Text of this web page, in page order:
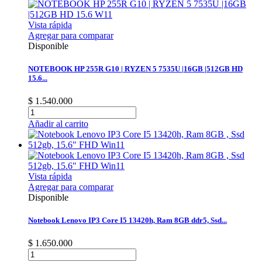
Vista rápida
Agregar para comparar
Disponible
NOTEBOOK HP 255R G10 | RYZEN 5 7535U |16GB |512GB HD
15.6...
$ 1.540.000
Añadir al carrito
Vista rápida
Agregar para comparar
Disponible
Notebook Lenovo IP3 Core I5 13420h, Ram 8GB ddr5, Ssd...
$ 1.650.000